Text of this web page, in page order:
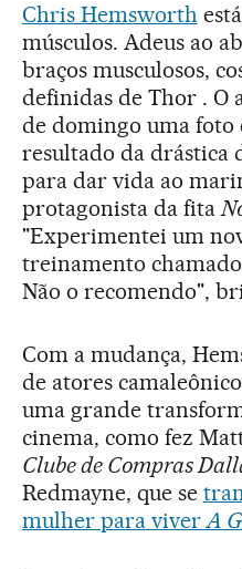
Chris Hemsworth
músculos. Adeus ao
braços musculosos,
definidas de Thor . O
de domingo uma foto
resultado da drástica
para dar vida ao
protagonista da fita
"Experimentei um
treinamento
Não o recomendo",
Com a mudança,
de atores
uma grande
cinema, como fez
Clube de Compras
Redmayne, que se
mulher para viverA